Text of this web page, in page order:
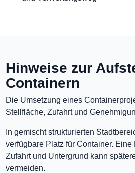
Hinweise zur
Containern
Die Umsetzung eines
Stellfläche, Zufahrt und
In gemischt strukturierten
verfügbare Platz für Container. Eine
Zufahrt und Untergrund kann
vermeiden.